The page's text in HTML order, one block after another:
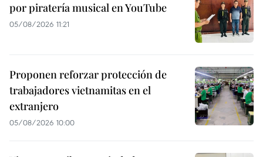
por piratería musical en YouTube
05/08/2026 11:21
Proponen reforzar protección de
trabajadores vietnamitas en el
extranjero
05/08/2026 10:00